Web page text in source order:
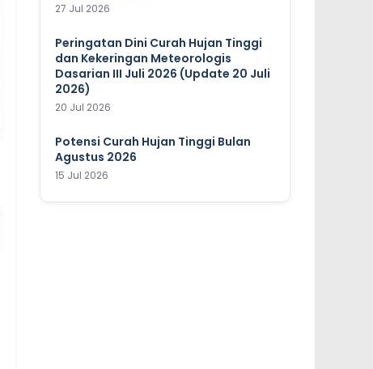
27 Jul 2026
Peringatan Dini Curah Hujan Tinggi
dan Kekeringan Meteorologis
Dasarian III Juli 2026 (Update 20 Juli
2026)
20 Jul 2026
Potensi Curah Hujan Tinggi Bulan
Agustus 2026
15 Jul 2026